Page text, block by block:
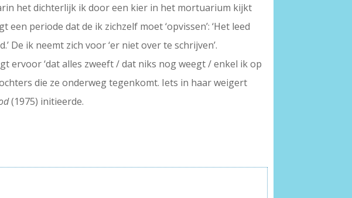
het dichterlijk ik door een kier in het mortuarium kijkt
periode dat de ik zichzelf moet ‘opvissen’: ‘Het leed
ik neemt zich voor ‘er niet over te schrijven’.
ervoor ‘dat alles zweeft / dat niks nog weegt / enkel ik op
die ze onderweg tegenkomt. Iets in haar weigert
(1975) initieerde.